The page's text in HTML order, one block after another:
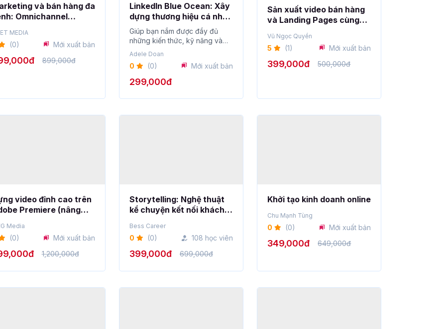
và bán hàng đa
Omnichannel
MEDIA
(0) Mới xuất bản
899,000đ
LinkedIn Blue Ocean: Xây
dựng thương hiệu cá nhân
trên LinkedIn
Giúp bạn nắm được đầy đủ
những kiến thức, kỹ năng và
mindset quan...
Adele Doan
0 (0) Mới xuất bản
299,000đ
Sản xuất video bán hàng
và Landing Pages cùng
quảng cáo TikTok
Vũ Ngọc Quyền
5 (1) Mới xuất bản
399,000đ 500,000đ
video đỉnh cao trên
Premiere (nâng
cùng giảng viên
Công Nguyên
Media
(0) Mới xuất bản
1,200,000đ
Storytelling: Nghệ thuật
kể chuyện kết nối khách
Bess Career
0 (0) 108 học viên
399,000đ 699,000đ
Khởi tạo kinh doanh online
Chu Mạnh Tùng
0 (0) Mới xuất bản
349,000đ 649,000đ